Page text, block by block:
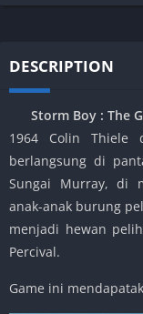
DESCRIPTION
Storm Boy : The
1964 Colin Thiele
berlangsung di
Sungai Murray, di
anak-anak burung
menjadi hewan
Percival.
Game ini